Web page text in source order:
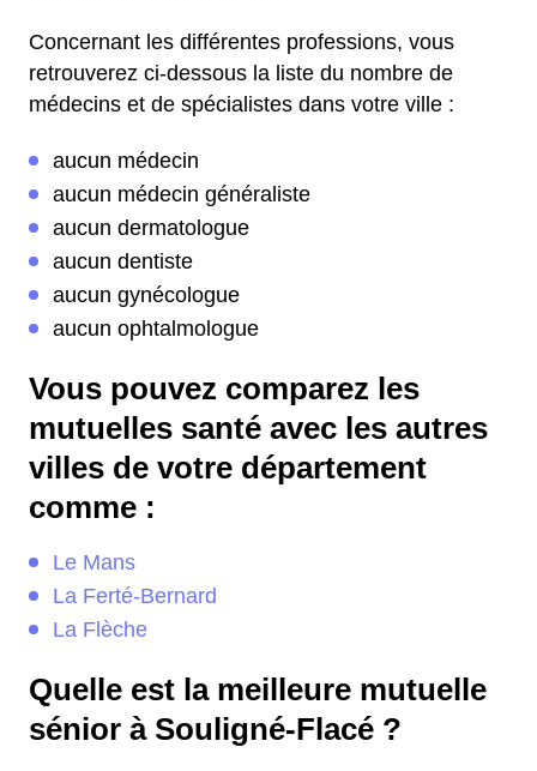
Concernant les différentes professions, vous
retrouverez ci-dessous la liste du nombre de
médecins et de spécialistes dans votre ville :
aucun médecin
aucun médecin généraliste
aucun dermatologue
aucun dentiste
aucun gynécologue
aucun ophtalmologue
Vous pouvez comparez les
mutuelles santé avec les autres
villes de votre département
comme :
Le Mans
La Ferté-Bernard
La Flèche
Quelle est la meilleure mutuelle
sénior à Souligné-Flacé ?